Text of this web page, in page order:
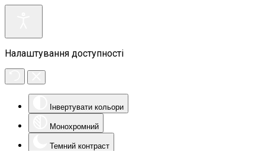
Налаштування доступності
Інвертувати кольори
Монохромний
Темний контраст